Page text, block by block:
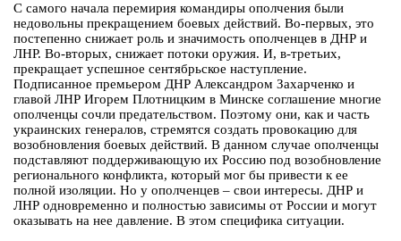
С самого начала перемирия командиры ополчения были
недовольны прекращением боевых действий. Во-первых, это
постепенно снижает роль и значимость ополченцев в ДНР и
ЛНР. Во-вторых, снижает потоки оружия. И, в-третьих,
прекращает успешное сентябрьское наступление.
Подписанное премьером ДНР Александром Захарченко и
главой ЛНР Игорем Плотницким в Минске соглашение многие
ополченцы сочли предательством. Поэтому они, как и часть
украинских генералов, стремятся создать провокацию для
возобновления боевых действий. В данном случае ополченцы
подставляют поддерживающую их Россию под возобновление
регионального конфликта, который мог бы привести к ее
полной изоляции. Но у ополченцев – свои интересы. ДНР и
ЛНР одновременно и полностью зависимы от России и могут
оказывать на нее давление. В этом специфика ситуации.